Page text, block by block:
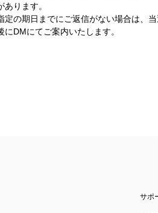
ります。
の期日までにご返信がない場合は、
DMにてご案内いたします。
サポ